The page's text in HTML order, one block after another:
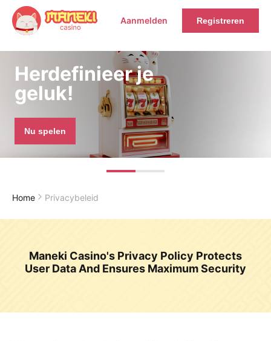
Aanmelden Registreren
Herdefinieer je
geluk!
Nu spelen
Home Privacybeleid
Maneki Casino's Privacy Policy Protects
User Data And Ensures Maximum Security